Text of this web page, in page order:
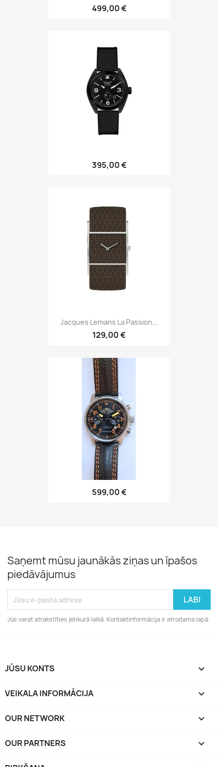
499,00 €
395,00 €
Jacques Lemans La Passion...
129,00 €
599,00 €
Saņemt mūsu jaunākās ziņas un īpašos
piedāvājumus
Jūs varat atrakstīties jebkurā laikā. Kontaktinformācija ir atrodama lapā.
JŪSU KONTS 
VEIKALA INFORMĀCIJA keyboard_arrow_down
OUR NETWORK keyboard_arrow_down
OUR PARTNERS keyboard_arrow_down